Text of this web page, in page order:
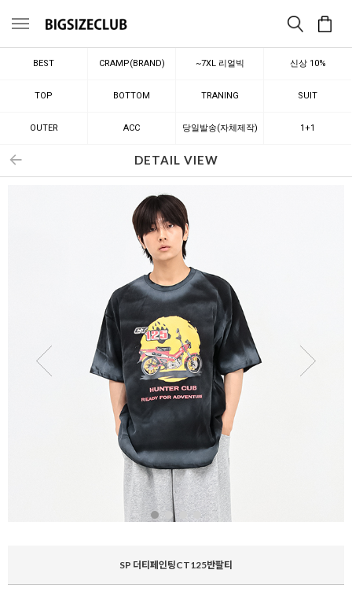
메뉴
BEST CRAMP(BRAND) ~7XL 리얼빅 신상 10%
TOP BOTTOM TRANING SUIT
OUTER ACC 당일발송(자체제작) 1+1
DETAIL VIEW
SP 더티페인팅CT125반팔티